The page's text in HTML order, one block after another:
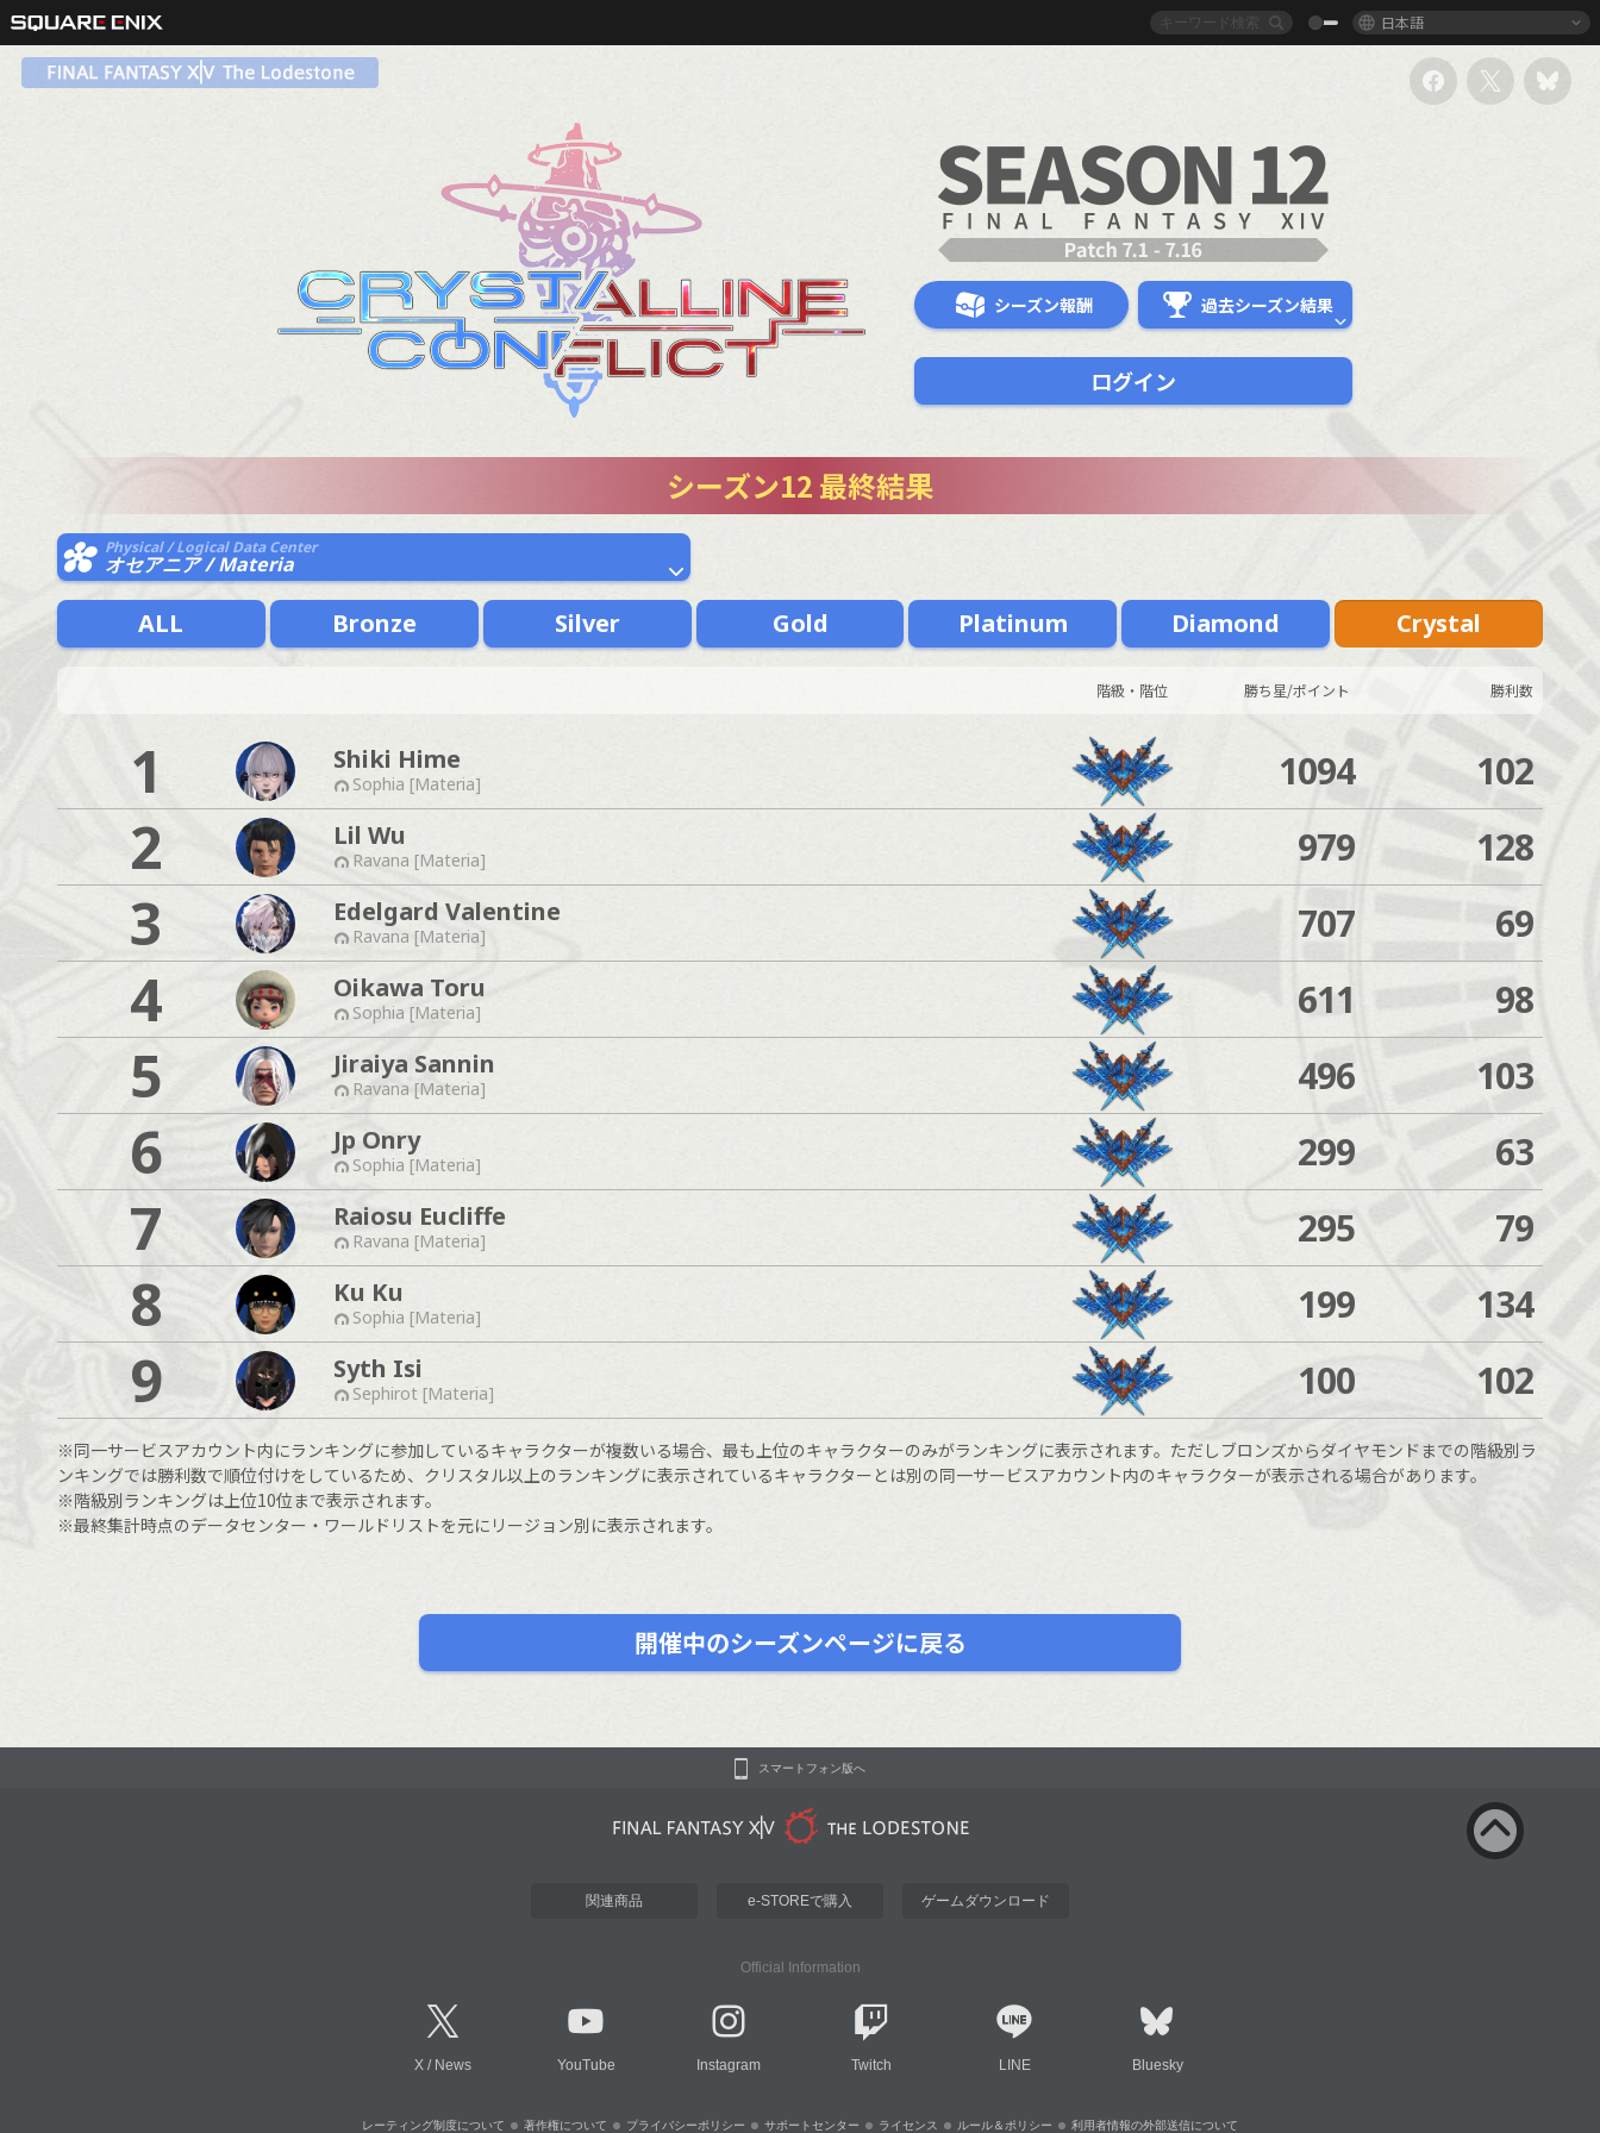
日本語
シーズン報酬 過去シーズン結果
ログイン
シーズン12 最終結果
Physical / Logical Data Center
オセアニア / Materia
ALL Bronze Silver Gold Platinum Diamond Crystal
階級・階位 勝ち星/ポイント 勝利数
1 Shiki Hime
Sophia [Materia] 1094 102
2 Lil Wu
Ravana [Materia] 979 128
3 Edelgard Valentine
Ravana [Materia] 707 69
4 Oikawa Toru
Sophia [Materia] 611 98
5 Jiraiya Sannin
Ravana [Materia] 496 103
6 Jp Onry
Sophia [Materia] 299 63
7 Raiosu Eucliffe
Ravana [Materia] 295 79
8 Ku Ku
Sophia [Materia] 199 134
9 Syth Isi
Sephirot [Materia] 100 102
※同一サービスアカウント内にランキングに参加しているキャラクターが複数いる場合、最も上位のキャラクターのみがランキングに表示されます。ただしブロンズからダイヤモンドまでの階級別ラ
ンキングでは勝利数で順位付けをしているため、クリスタル以上のランキングに表示されているキャラクターとは別の同一サービスアカウント内のキャラクターが表示される場合があります。
※階級別ランキングは上位10位まで表示されます。
※最終集計時点のデータセンター・ワールドリストを元にリージョン別に表示されます。
開催中のシーズンページに戻る
スマートフォン版へ
関連商品 e-STOREで購入 ゲームダウンロード
Official Information
X / News YouTube Instagram Twitch LINE Bluesky
レーティング制度について 著作権について プライバシーポリシー サポートセンター ライセンス ルール＆ポリシー 利用者情報の外部送信について